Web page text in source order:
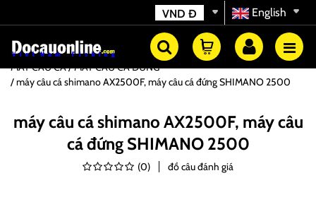
English
VND Đ
MÁY CÂU CÁ
MÁY CÂU CÁ ĐỨNG
máy câu cá shimano AX2500F, máy câu cá đứng SHIMANO 2500
máy câu cá shimano AX2500F, máy câu
cá đứng SHIMANO 2500
(0) đồ câu đánh giá